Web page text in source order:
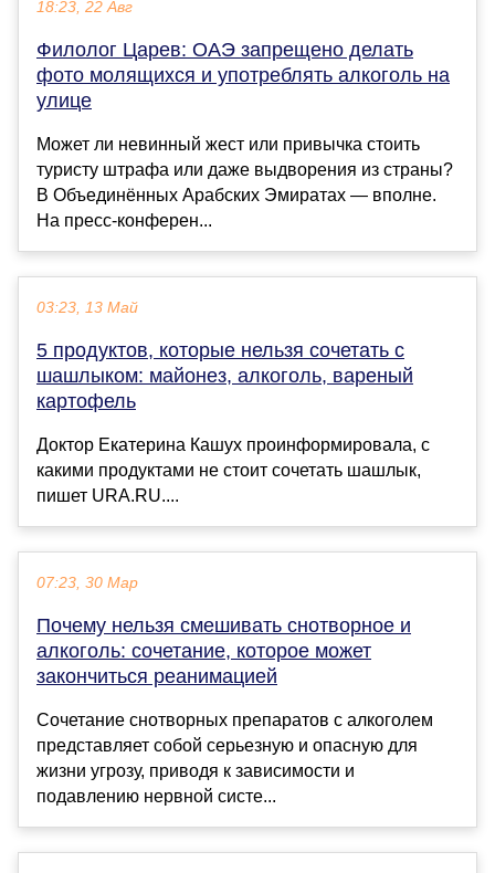
18:23, 22 Авг
Филолог Царев: ОАЭ запрещено делать
фото молящихся и употреблять алкоголь на
улице
Может ли невинный жест или привычка стоить
туристу штрафа или даже выдворения из страны?
В Объединённых Арабских Эмиратах — вполне.
На пресс-конферен...
03:23, 13 Май
5 продуктов, которые нельзя сочетать с
шашлыком: майонез, алкоголь, вареный
картофель
Доктор Екатерина Кашух проинформировала, с
какими продуктами не стоит сочетать шашлык,
пишет URA.RU....
07:23, 30 Мар
Почему нельзя смешивать снотворное и
алкоголь: сочетание, которое может
закончиться реанимацией
Сочетание снотворных препаратов с алкоголем
представляет собой серьезную и опасную для
жизни угрозу, приводя к зависимости и
подавлению нервной систе...